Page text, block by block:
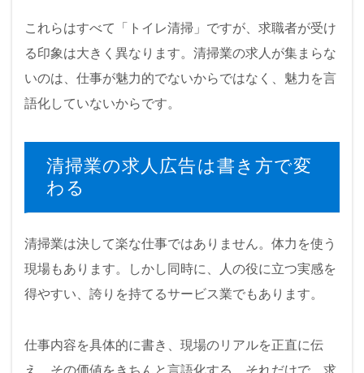
これらはすべて「トイレ清掃」ですが、求職者が受け
る印象は大きく異なります。清掃業の求人が集まらな
いのは、仕事が魅力的でないからではなく、魅力を言
語化していないからです。
清掃業の求人広告は書き方で変
わる
清掃業は決して楽な仕事ではありません。体力を使う
現場もあります。しかし同時に、人の役に立つ実感を
得やすい、誇りを持てるサービス業でもあります。
仕事内容を具体的に書き、現場のリアルを正直に伝
え、その価値をきちんと言語化する。それだけで、求